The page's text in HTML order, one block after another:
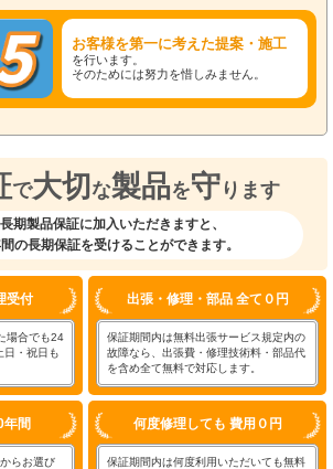
お客様を第一に考えた提案・施工
を行います。
そのためには努力を惜しみません。
で大切 な製品を守 ります
期製品保証に加入いただきますと、
の長期保証を受けることができます。
受付
場合でも24
日・祝日も
出張・修理・部品 全て０円
保証期間内は無料出張サービス規定内の
故障なら、出張費・修理技術料・部品代
を含め全て無料で対応します。
年間
らお選び
何度修理しても 費用０円
保証期間内は何度利用いただいても無料